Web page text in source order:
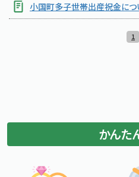
背景色変更
小国町多子世帯出産祝金につ
1
かんた